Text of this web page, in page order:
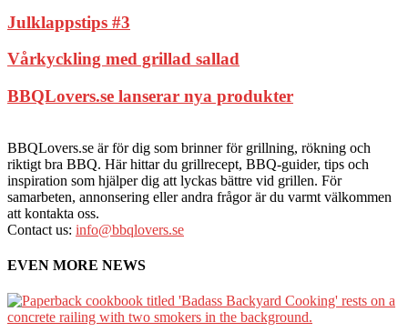
Julklappstips #3
Vårkyckling med grillad sallad
BBQLovers.se lanserar nya produkter
BBQLovers.se är för dig som brinner för grillning, rökning och
riktigt bra BBQ. Här hittar du grillrecept, BBQ-guider, tips och
inspiration som hjälper dig att lyckas bättre vid grillen. För
samarbeten, annonsering eller andra frågor är du varmt välkommen
att kontakta oss.
Contact us: info@bbqlovers.se
EVEN MORE NEWS